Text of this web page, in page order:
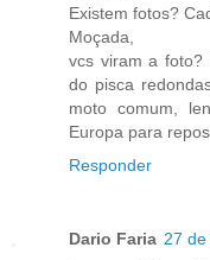
Existem fotos?
Moçada,
vcs viram a foto?
do pisca
moto comum,
Europa para
Responder
Dario Faria 27